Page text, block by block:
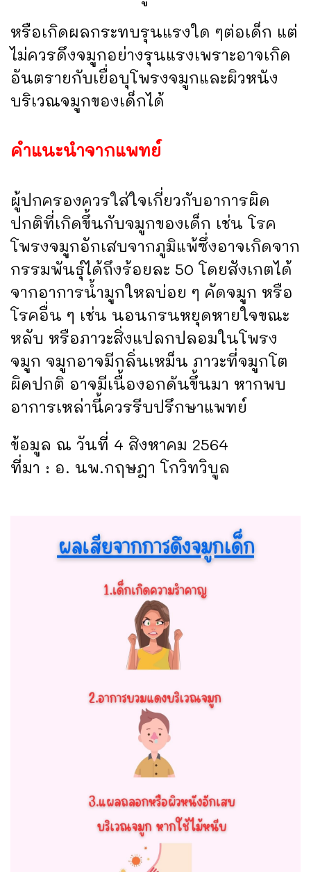
หรือเกิดผลกระทบรุนแรงใด ๆต่อเด็ก แต่
ไม่ควรดึงจมูกอย่างรุนแรงเพราะอาจเกิด
อันตรายกับเยื่อบุโพรงจมูกและผิวหนัง
บริเวณจมูกของเด็กได้
คำแนะนำจากแพทย์
ผู้ปกครองควรใส่ใจเกี่ยวกับอาการผิด
ปกติที่เกิดขึ้นกับจมูกของเด็ก เช่น โรค
โพรงจมูกอักเสบจากภูมิแพ้ซึ่งอาจเกิดจาก
กรรมพันธุ์ได้ถึงร้อยละ 50 โดยสังเกตได้
จากอาการน้ำมูกใหลบ่อย ๆ คัดจมูก หรือ
โรคอื่น ๆ เช่น นอนกรนหยุดหายใจขณะ
หลับ หรือภาวะสิ่งแปลกปลอมในโพรง
จมูก จมูกอาจมีกลิ่นเหม็น ภาวะที่จมูกโต
ผิดปกติ อาจมีเนื้องอกดันขึ้นมา หากพบ
อาการเหล่านี้ควรรีบปรึกษาแพทย์
ข้อมูล ณ วันที่ 4 สิงหาคม 2564
ที่มา : อ. นพ.กฤษฎา โกวิทวิบูล